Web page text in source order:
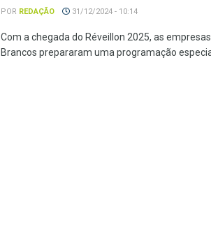
POR REDAÇÃO 31/12/2024 - 10:14
Com a chegada do Réveillon 2025, as
Brancos prepararam uma programação especial